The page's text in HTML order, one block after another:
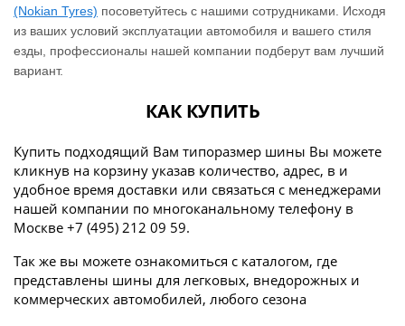
(Nokian Tyres) посоветуйтесь с нашими сотрудниками. Исходя
из ваших условий эксплуатации автомобиля и вашего стиля
езды, профессионалы нашей компании подберут вам лучший
вариант.
КАК КУПИТЬ
Купить подходящий Вам типоразмер шины Вы можете
кликнув на корзину указав количество, адрес, в и
удобное время доставки или связаться с менеджерами
нашей компании по многоканальному телефону в
Москве +7 (495) 212 09 59.
Так же вы можете ознакомиться с каталогом, где
представлены шины для легковых, внедорожных и
коммерческих автомобилей, любого сезона